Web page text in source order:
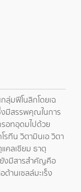
ลุ่มฟีโนลิกโดยเฉ
งมีสรรพคุณในการ
อทอุดมไปด้วย
รทีน วิตามินเอ วิตา
คลเซียม ธาตุ
ยังมีสารสำคัญคือ
านเซลล์มะเร็ง